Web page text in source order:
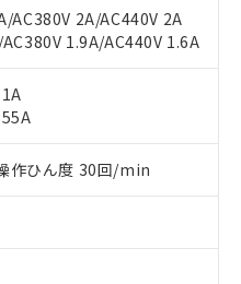
AC380V 2A/AC440V 2A
1.9A/AC440V 1.6A
作ひん度 30回/min
在庫状況および標準価格(税抜
の対象外となる商品もあるこ
標準価格とは異なる場合があ
先、またはお客様担当のオム
売ネットワーク
」をご確認く
なく第三者に漏洩または開示
利用いただくには、I-Webメ
以下、
以下、ポリ臭化ジフェニルエーテ
は除く。
ないことを確認しています。
ることがあります。
ださい。
、
、 PBDEs(ポリ臭化ジフェニルエー
1000ppm、 BBP(フタル酸ブチルベンジ
あることを示します。
漏えいし、環境に深刻な影響
外国貿易法に定める商品（以
国政府の輸出許可(または役務
るなど、違法に輸出されない
、生物兵器またはその他武器
記1、2および3の内容を当該
違法に輸出するおそれがある
のお取引先、またはお客様担
)